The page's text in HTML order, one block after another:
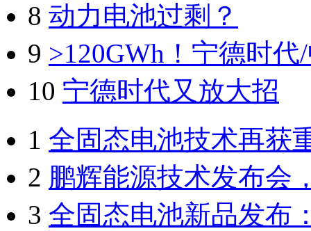
8 动力电池过剩？
9 >120GWh！宁德时
10 宁德时代又放大招
1 全固态电池技术再获
2 鹏辉能源技术发布会
3 全固态电池新品发布